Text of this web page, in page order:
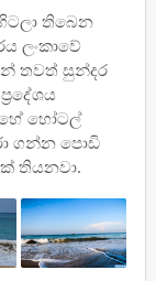
තිබෙන
ලංකාවේ
තවත් සුන්දර
හෝටල්
ගන්න පොඩි
තියනවා.